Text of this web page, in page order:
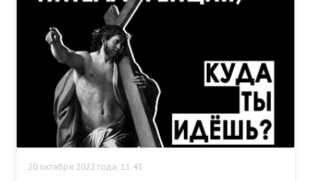
20 октября 2022 года, 11:43